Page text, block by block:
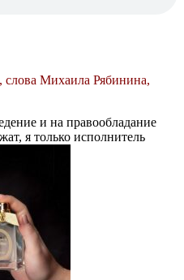
Михаила Рябинина,
и на правообладание
я только исполнитель